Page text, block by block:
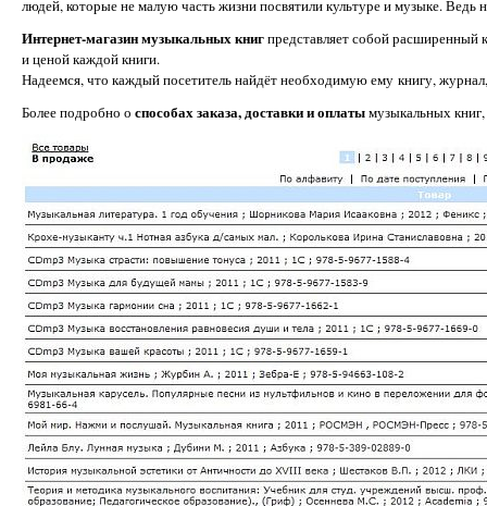
людей, которые не малую часть жизни посвятили культуре и музыке.
Интернет-магазин музыкальных книгпредставляет собой расширенный
и ценой каждой книги.
Надеемся, что каждый посетитель найдёт необходимую ему книгу,
Более подробно о способах заказа, доставки и оплатымузыкальных